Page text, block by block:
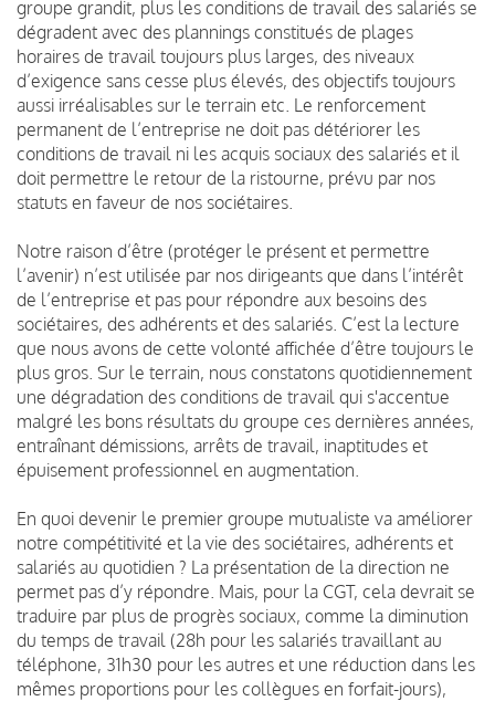
groupe grandit, plus les conditions de travail des salariés se
dégradent avec des plannings constitués de plages
horaires de travail toujours plus larges, des niveaux
d’exigence sans cesse plus élevés, des objectifs toujours
aussi irréalisables sur le terrain etc. Le renforcement
permanent de l’entreprise ne doit pas détériorer les
conditions de travail ni les acquis sociaux des salariés et il
doit permettre le retour de la ristourne, prévu par nos
statuts en faveur de nos sociétaires.
Notre raison d’être (protéger le présent et permettre
l’avenir) n’est utilisée par nos dirigeants que dans l’intérêt
de l’entreprise et pas pour répondre aux besoins des
sociétaires, des adhérents et des salariés. C’est la lecture
que nous avons de cette volonté affichée d’être toujours le
plus gros. Sur le terrain, nous constatons quotidiennement
une dégradation des conditions de travail qui s'accentue
malgré les bons résultats du groupe ces dernières années,
entraînant démissions, arrêts de travail, inaptitudes et
épuisement professionnel en augmentation.
En quoi devenir le premier groupe mutualiste va améliorer
notre compétitivité et la vie des sociétaires, adhérents et
salariés au quotidien ? La présentation de la direction ne
permet pas d’y répondre. Mais, pour la CGT, cela devrait se
traduire par plus de progrès sociaux, comme la diminution
du temps de travail (28h pour les salariés travaillant au
téléphone, 31h30 pour les autres et une réduction dans les
mêmes proportions pour les collègues en forfait-jours),